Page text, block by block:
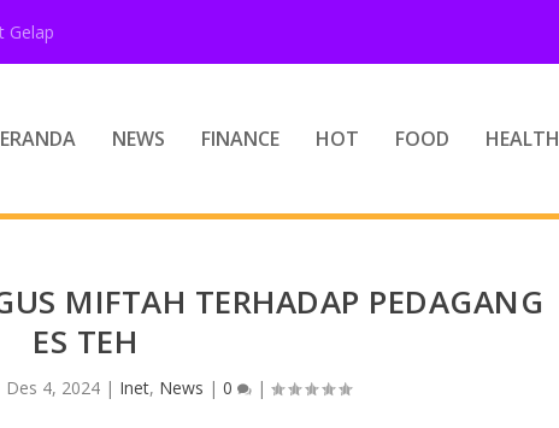
Gelap
NEWS FINANCE HOT FOOD HEALTH
MIFTAH TERHADAP PEDAGANG
ES TEH
Des 4, 2024| Inet, News | 0 |